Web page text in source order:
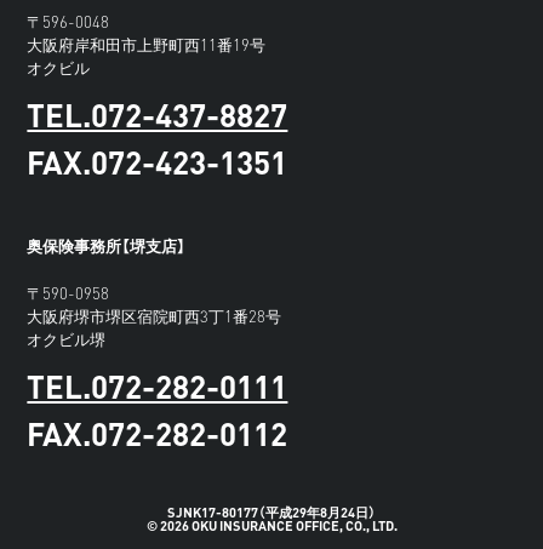
〒596-0048
大阪府岸和田市上野町西11番19号
オクビル
TEL.072-437-8827
FAX.072-423-1351
奥保険事務所【堺支店】
〒590-0958
大阪府堺市堺区宿院町西3丁1番28号
オクビル堺
TEL.072-282-0111
FAX.072-282-0112
SJNK17-80177（平成29年8月24日）
© 2026 OKU INSURANCE OFFICE, CO., LTD.